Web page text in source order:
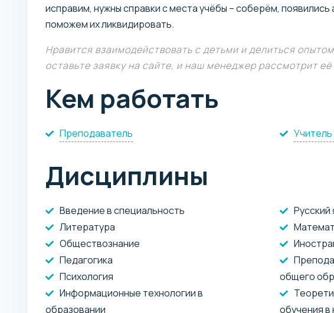
исправим, нужны справки с места учёбы – соберём,
поможем их ликвидировать.
Нравится взаимодействовать с детьми и делиться
оставьте заявку на сайте, и наш менеджер рассмотрит её
Кем работать
Преподаватель Учитель
Дисциплины
Введение в специальность
Литература
Обществознание
Педагогика
Психология
Информационные технологии в
образовании
Русский
общего
обучения в